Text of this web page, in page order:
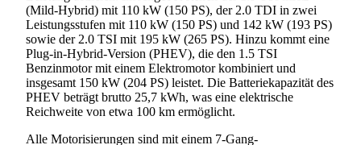
(Mild-Hybrid) mit 110 kW (150 PS), der 2.0 TDI in zwei
Leistungsstufen mit 110 kW (150 PS) und 142 kW (193 PS)
sowie der 2.0 TSI mit 195 kW (265 PS). Hinzu kommt eine
Plug-in-Hybrid-Version (PHEV), die den 1.5 TSI
Benzinmotor mit einem Elektromotor kombiniert und
insgesamt 150 kW (204 PS) leistet. Die Batteriekapazität des
PHEV beträgt brutto 25,7 kWh, was eine elektrische
Reichweite von etwa 100 km ermöglicht.
Alle Motorisierungen sind mit einem 7-Gang-